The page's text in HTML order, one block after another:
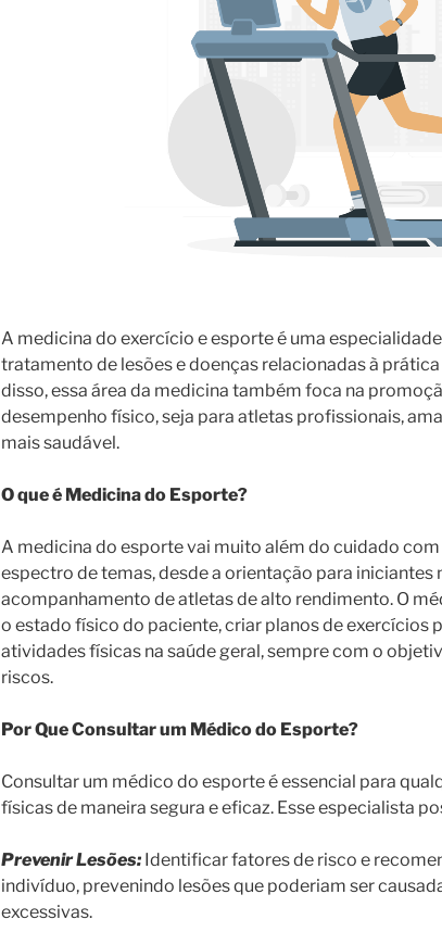
A medicina do exercício e esporte é uma
tratamento de lesões e doenças relacionadas à
disso, essa área da medicina também foca na
desempenho físico, seja para atletas profissionais,
mais saudável.
O que é Medicina do Esporte?
A medicina do esporte vai muito além do cuidado
espectro de temas, desde a orientação para iniciantes
acompanhamento de atletas de alto rendimento. O
o estado físico do paciente, criar planos de exercícios
atividades físicas na saúde geral, sempre com o
riscos.
Por Que Consultar um Médico do Esporte?
Consultar um médico do esporte é essencial para
físicas de maneira segura e eficaz. Esse especialista
Prevenir Lesões: Identificar fatores de risco e
indivíduo, prevenindo lesões que poderiam ser
excessivas.